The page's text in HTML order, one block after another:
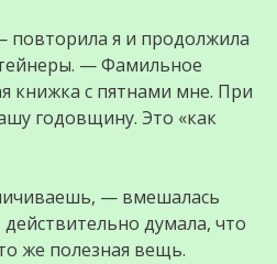
повторила я и продолжила
— Фамильное
книжка с пятнами мне. При
годовщину. Это «как
— вмешалась
думала, что
же полезная вещь.